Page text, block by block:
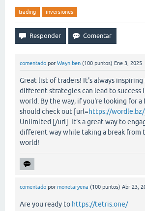
trading inversiones
comentado por Wayn ben (100 puntos) Ene 3, 2025
Great list of traders! It's always inspiring
different strategies can lead to success
world. By the way, if you're looking for a
should check out [url=https://wordle.bz/
Unlimited [/url]. It's a great way to
different way while taking a break from
world!
comentado por monetaryena (100 puntos) Abr 23,
Are you ready to https://tetris.one/